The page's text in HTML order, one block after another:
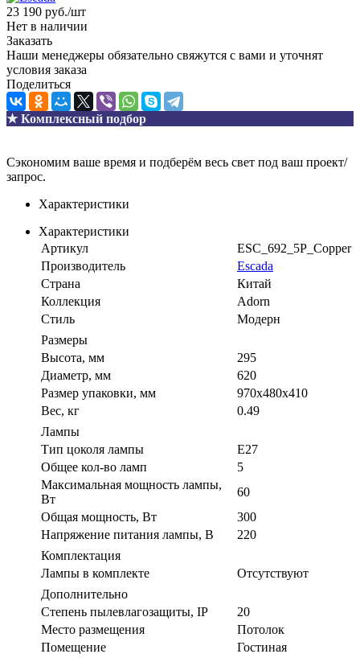
23 190 руб./шт
Нет в наличии
Заказать
Наши менеджеры обязательно свяжутся с вами и уточнят
условия заказа
Поделиться
★ Комплексный подбор
Сэкономим ваше время и подберём весь свет под ваш проект/
запрос.
Характеристики
Характеристики
Артикул
ESC_692_5P_Copper
Производитель
Escada
Страна
Китай
Коллекция
Adorn
Стиль
Модерн
Размеры
Высота, мм
295
Диаметр, мм
620
Размер упаковки, мм
970х480х410
Вес, кг
0.49
Лампы
Тип цоколя лампы
E27
Общее кол-во ламп
5
Максимальная мощность лампы,
Вт
60
Общая мощность, Вт
300
Напряжение питания лампы, В
220
Комплектация
Лампы в комплекте
Отсутствуют
Дополнительно
Степень пылевлагозащиты, IP
20
Место размещения
Потолок
Помещение
Гостиная